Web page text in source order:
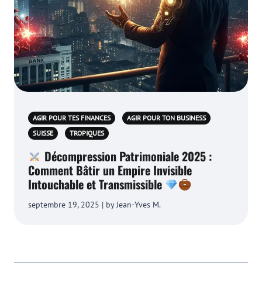
AGIR POUR TES FINANCES
AGIR POUR TON BUSINESS
SUISSE
TROPIQUES
Décompression Patrimoniale 2025 :
Comment Bâtir un Empire Invisible
Intouchable et Transmissible
septembre 19, 2025 | by Jean-Yves M.